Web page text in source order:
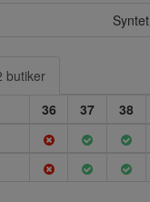
Syntet
butiker
36 37 38